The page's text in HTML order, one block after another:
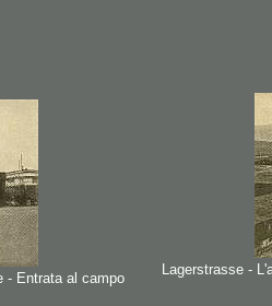
- Entrata al campo
Lagerstrasse -